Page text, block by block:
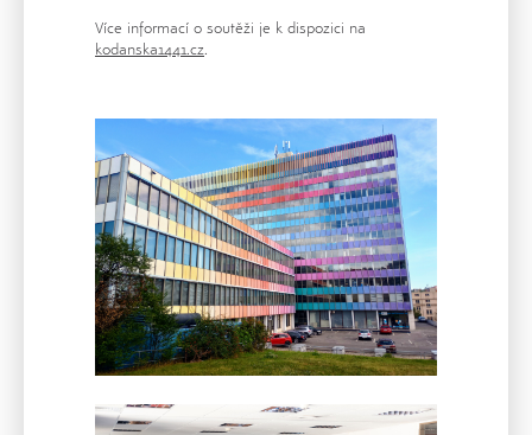
Více informací o soutěži je k dispozici na
kodanska1441.cz